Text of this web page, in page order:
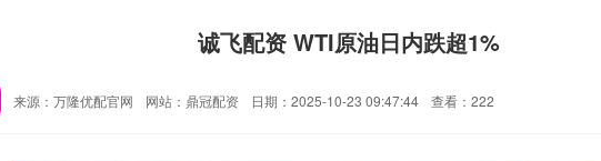
诚飞配资 WTI原油日内跌超1%
来源：万隆优配官网 网站：鼎冠配资 日期：2025-10-23 09:47:44 查看：222